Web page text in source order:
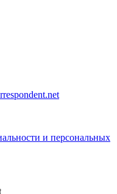
и персональных